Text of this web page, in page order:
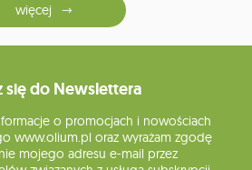
więcej
się do Newslettera
o promocjach i nowościach
www.olium.pl oraz wyrażam zgodę
mojego adresu e-mail przez